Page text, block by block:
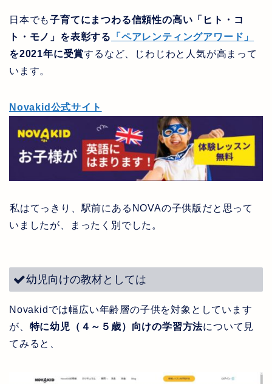
日本でも子育てにまつわる信頼性の高い「ヒト・コ
ト・モノ」を表彰する
「ペアレンティングアワード」
を2021年に受賞するなど、じわじわと人気が高まって
います。
Novakid公式サイト
私はてっきり、駅前にある NOVAの子供版だと思って
いましたが、まったく別でした。
幼児向けの教材としては
Novakidでは幅広い年齢層の子供を対象としています
が、 特に幼児（４～５歳）向けの学習方法について見
てみると、